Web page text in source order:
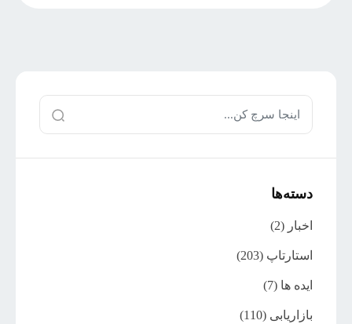
دسته‌ها
اخبار (2)
استارتاپ (203)
ایده ها (7)
بازاریابی (110)